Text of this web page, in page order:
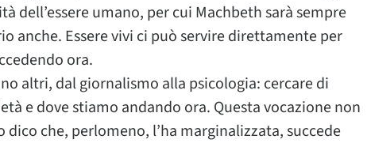
dell’essere umano, per cui Machbeth sarà sempre
anche. Essere vivi ci può servire direttamente per
ora.
altri, dal giornalismo alla psicologia: cercare di
e dove stiamo andando ora. Questa vocazione non
dico che, perlomeno, l’ha marginalizzata, succede